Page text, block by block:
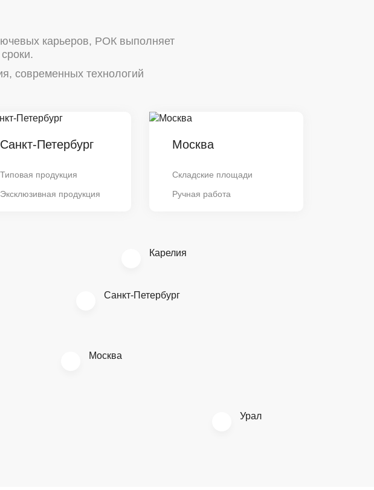
карьеров, РОК выполняет
современных технологий
Санкт-Петербург
Типовая продукция
Эксклюзивная продукция
Москва
Складские площади
Ручная работа
Урал
Карелия
Санкт-Петербург
Москва